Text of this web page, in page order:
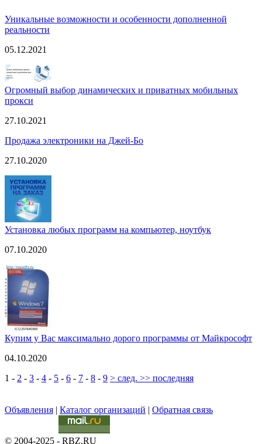
Уникальные возможности и особенности дополненной
реальности
05.12.2021
Огромный выбор динамических и приватных мобильных
прокси
27.10.2021
Продажа электроники на Джей-Бо
27.10.2020
Установка любых программ на компьютер, ноутбук
07.10.2020
Купим у Вас максимально дорого программы от Майкрософт
04.10.2020
1 - 2 - 3 - 4 - 5 - 6 - 7 - 8 - 9 > след. >> последняя
Объявления | Каталог организаций | Обратная связь
© 2004-2025 - RBZ.RU